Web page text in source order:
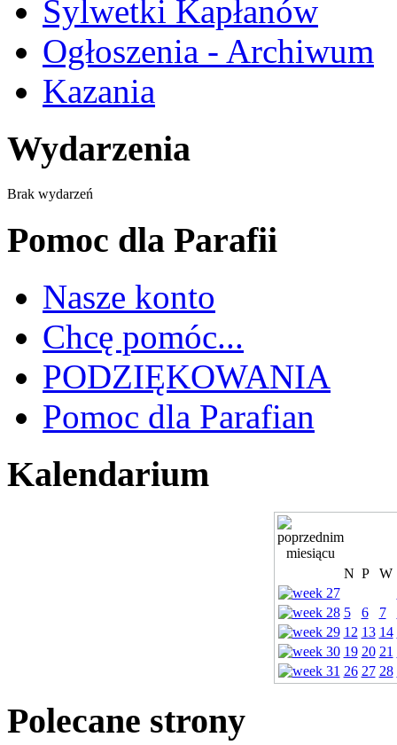
Sylwetki Kapłanów
Ogłoszenia - Archiwum
Kazania
Wydarzenia
Brak wydarzeń
Pomoc dla Parafii
Nasze konto
Chcę pomóc...
PODZIĘKOWANIA
Pomoc dla Parafian
Kalendarium
N P W
5
6 7
12 13 14
19 20 21
26 27 28
Polecane strony